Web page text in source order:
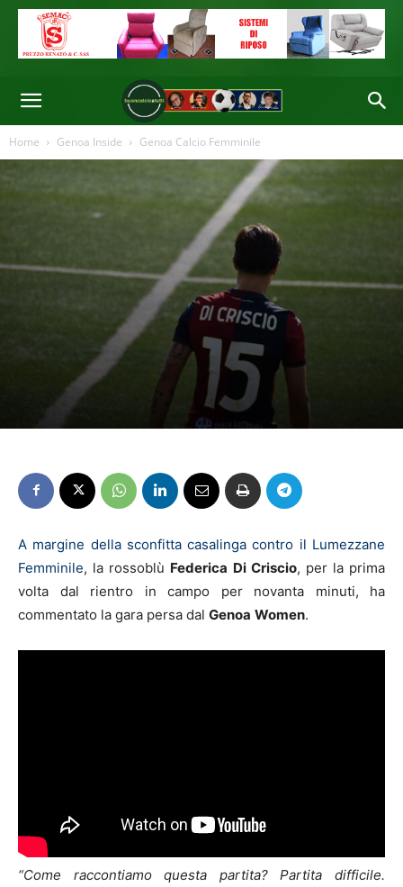
Home Genoa Inside Genoa Calcio Femminile
A margine della sconfitta casalinga contro il Lumezzane
Femminile, la rossoblù Federica Di Criscio, per la prima
volta dal rientro in campo per novanta minuti, ha
commentato la gara persa dal Genoa Women.
“Come raccontiamo questa partita? Partita difficile.